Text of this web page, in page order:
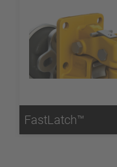
FastLatch™